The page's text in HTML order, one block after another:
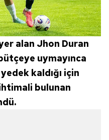
alan Jhon Duran
uymayınca
kaldığı için
bulunan